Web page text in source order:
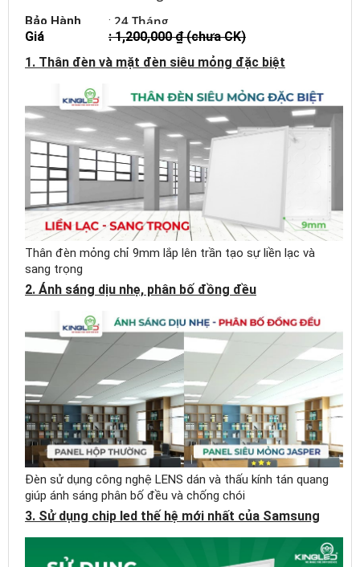
P06
320x1280/50W
trắng S (Nổi trần)
Đèn LED
600x600/36W.PLUS
6500K (KPK)
Cáp thả
Panel
lắp nổi
Panel -Kingled
Đèn led
Panel
siêu
mỏng JASPER
Đèn led
Panel
hộp
Đèn led
thả
Profile -
Bảo Hành : 24 Tháng
Giá
: 1,200,000 ₫ (chưa CK)
1. Thân đèn và mặt đèn siêu mỏng đặc biệt
Thân đèn mỏng chỉ 9mm lắp lên trần tạo sự liền lạc và
sang trọng
2. Ánh sáng dịu nhẹ, phân bố đồng đều
Đèn sử dụng công nghệ LENS dán và thấu kính tán quang
giúp ánh sáng phân bố đều và chống chói
3. Sử dụng chip led thế hệ mới nhất của Samsung